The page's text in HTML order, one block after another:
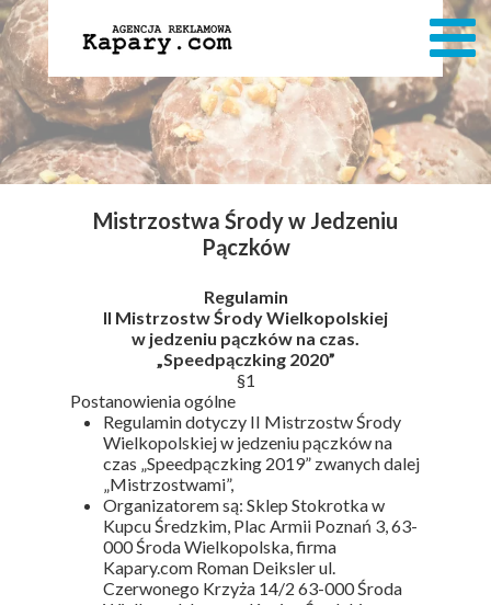
Regulamin
II Mistrzostw Środy Wielkopolskiej
w jedzeniu pączków na czas.
„Speedpączking 2020”
§1
Postanowienia ogólne
Regulamin dotyczy II Mistrzostw Środy
Wielkopolskiej w jedzeniu pączków na
czas „Speedpączking 2019” zwanych dalej
„Mistrzostwami”,
Organizatorem są: Sklep Stokrotka w
Kupcu Średzkim, Plac Armii Poznań 3, 63-
000 Środa Wielkopolska, firma
Kapary.com Roman Deiksler ul.
Czerwonego Krzyża 14/2 63-000 Środa
Mistrzostwa Środy w Jedzeniu
Pączków